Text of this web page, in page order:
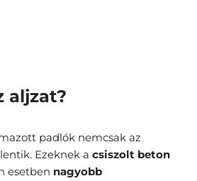
aljzat?
padlók nemcsak az
Ezeknek a csiszolt beton
esetben nagyobb